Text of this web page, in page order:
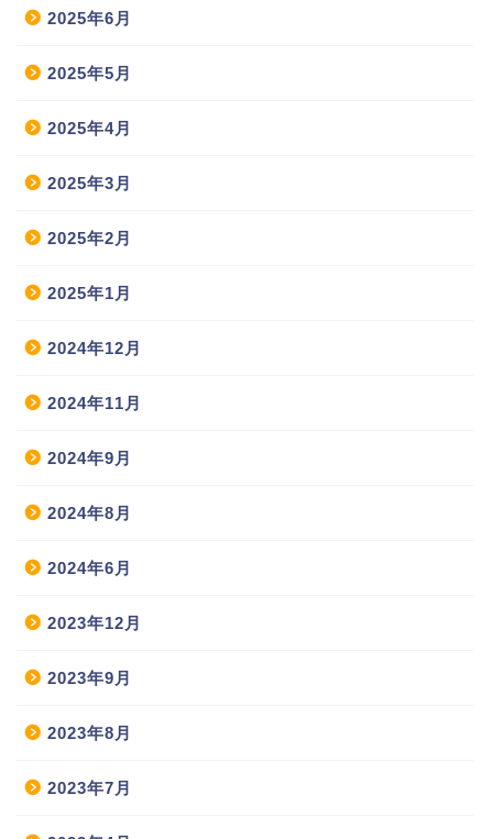
2025年6月
2025年5月
2025年4月
2025年3月
2025年2月
2025年1月
2024年12月
2024年11月
2024年9月
2024年8月
2024年6月
2023年12月
2023年9月
2023年8月
2023年7月